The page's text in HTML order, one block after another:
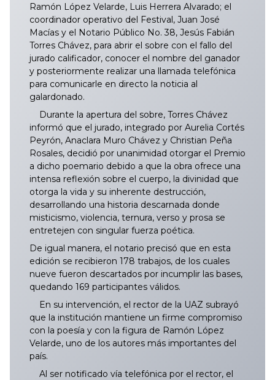
Ramón López Velarde, Luis Herrera Alvarado; el
coordinador operativo del Festival, Juan José
Macías y el Notario Público No. 38, Jesús Fabián
Torres Chávez, para abrir el sobre con el fallo del
jurado calificador, conocer el nombre del ganador
y posteriormente realizar una llamada telefónica
para comunicarle en directo la noticia al
galardonado.
Durante la apertura del sobre, Torres Chávez
informó que el jurado, integrado por Aurelia Cortés
Peyrón, Anaclara Muro Chávez y Christian Peña
Rosales, decidió por unanimidad otorgar el Premio
a dicho poemario debido a que la obra ofrece una
intensa reflexión sobre el cuerpo, la divinidad que
otorga la vida y su inherente destrucción,
desarrollando una historia descarnada donde
misticismo, violencia, ternura, verso y prosa se
entretejen con singular fuerza poética.
De igual manera, el notario precisó que en esta
edición se recibieron 178 trabajos, de los cuales
nueve fueron descartados por incumplir las bases,
quedando 169 participantes válidos.
En su intervención, el rector de la UAZ subrayó
que la institución mantiene un firme compromiso
con la poesía y con la figura de Ramón López
Velarde, uno de los autores más importantes del
país.
Al ser notificado vía telefónica por el rector, el